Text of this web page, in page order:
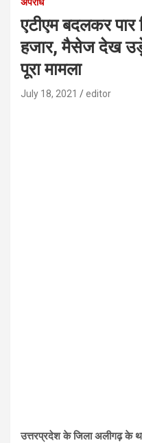
एटीएम बदलकर
हजार, मैसेज देख उड़े
पूरा मामला
July 18, 2021 editor
उत्तरप्रदेश के जिला अलीगढ़ के